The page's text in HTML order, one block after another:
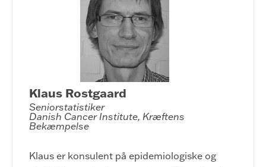
Klaus Rostgaard
Seniorstatistiker
Danish Cancer Institute, Kræftens
Bekæmpelse
Klaus er konsulent på epidemiologiske og